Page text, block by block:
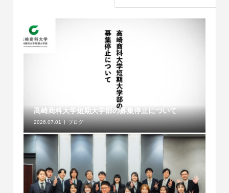
高崎商科大学短期大学部の募集停止について
2026.07.01 ブログ